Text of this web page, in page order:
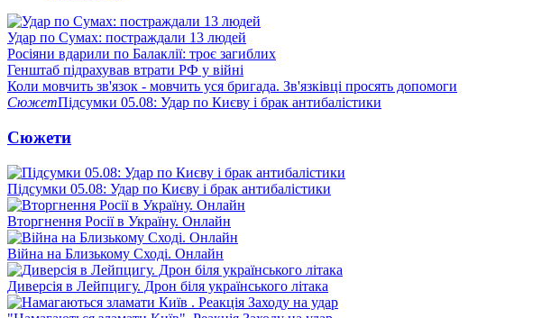
Удар по Сумах: постраждали 13 людей
Росіяни вдарили по Балаклії: троє загиблих
Генштаб підрахував втрати РФ у війні
Коли мовчить зв'язок - мовчить уся бригада. Зв'язківці просять допомоги
СюжетПідсумки 05.08: Удар по Києву і брак антибалістики
Сюжети
Підсумки 05.08: Удар по Києву і брак антибалістики
Вторгнення Росії в Україну. Онлайн
Війна на Близькому Сході. Онлайн
Диверсія в Лейпцигу. Дрон біля українського літака